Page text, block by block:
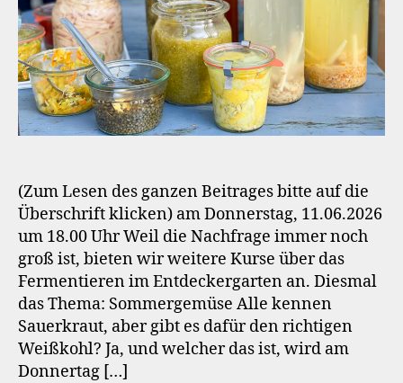
(Zum Lesen des ganzen Beitrages bitte auf die
Überschrift klicken) am Donnerstag, 11.06.2026
um 18.00 Uhr Weil die Nachfrage immer noch
groß ist, bieten wir weitere Kurse über das
Fermentieren im Entdeckergarten an. Diesmal
das Thema: Sommergemüse Alle kennen
Sauerkraut, aber gibt es dafür den richtigen
Weißkohl? Ja, und welcher das ist, wird am
Donnertag […]